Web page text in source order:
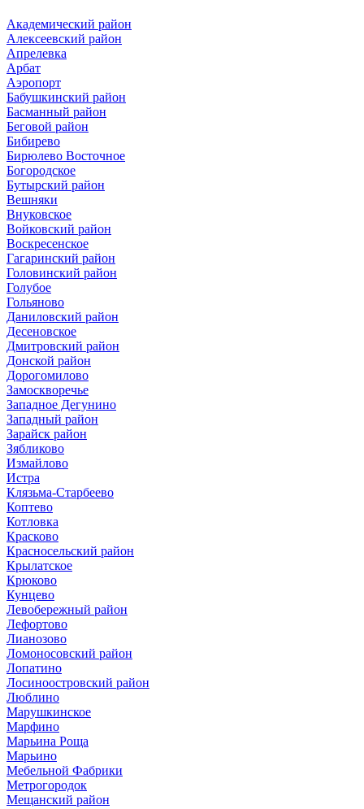
Академический район
Алексеевский район
Апрелевка
Арбат
Аэропорт
Бабушкинский район
Басманный район
Беговой район
Бибирево
Бирюлево Восточное
Богородское
Бутырский район
Вешняки
Внуковское
Войковский район
Воскресенское
Гагаринский район
Головинский район
Голубое
Гольяново
Даниловский район
Десеновское
Дмитровский район
Донской район
Дорогомилово
Замоскворечье
Западное Дегунино
Западный район
Зарайск район
Зябликово
Измайлово
Истра
Клязьма-Старбеево
Коптево
Котловка
Красково
Красносельский район
Крылатское
Крюково
Кунцево
Левобережный район
Лефортово
Лианозово
Ломоносовский район
Лопатино
Лосиноостровский район
Люблино
Марушкинское
Марфино
Марьина Роща
Марьино
Мебельной Фабрики
Метрогородок
Мещанский район